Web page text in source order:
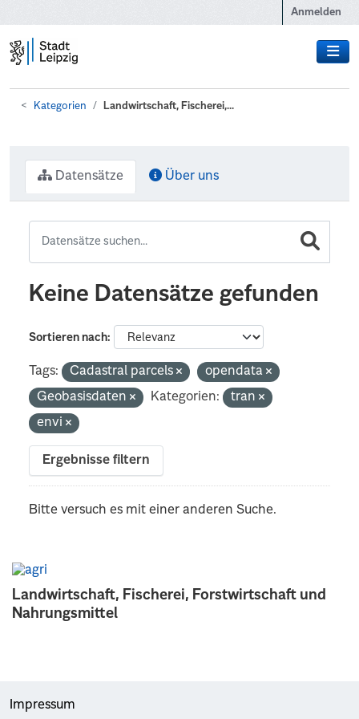
Anmelden
Kategorien Landwirtschaft, Fischerei,...
Landwirtschaft, Fischerei, Forstwirtschaft und
Nahrungsmittel
Datensätze Über uns
Keine Datensätze gefunden
Sortieren nach
Tags: Cadastral parcels
opendata
Geobasisdaten
Kategorien:
tran
envi
Ergebnisse filtern
Bitte versuch es mit einer anderen Suche.
Impressum